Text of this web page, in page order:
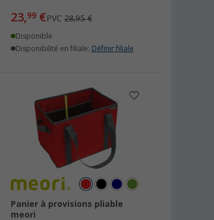
23,99 €PVC28,95 €
Disponible
Disponibilité en filiale: Définir filiale
Panier à provisions pliable
meori